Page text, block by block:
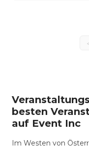
<
besten
auf Event Inc
Im Westen von